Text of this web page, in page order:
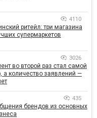
4110
ритейл: три магазина
супермаркетов
3026
во второй раз стал самой
а количество заявлений —
435
брендов из основных